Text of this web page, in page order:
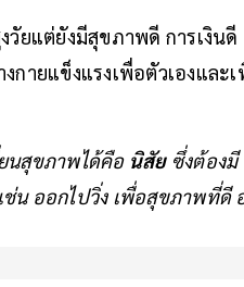
วัยแต่ยังมีสุขภาพดี การเงิน
กายแข็งแรงเพื่อตัวเองแล
นสุขภาพได้คือ นิสัย ซึ่งต้องมี
ช่น ออกไปวิ่ง เพื่อสุขภาพที่